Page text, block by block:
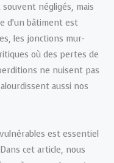
négligés, mais
d’un bâtiment est
les jonctions mur-
où des pertes de
ne nuisent pas
aussi nos
est essentiel
cet article, nous